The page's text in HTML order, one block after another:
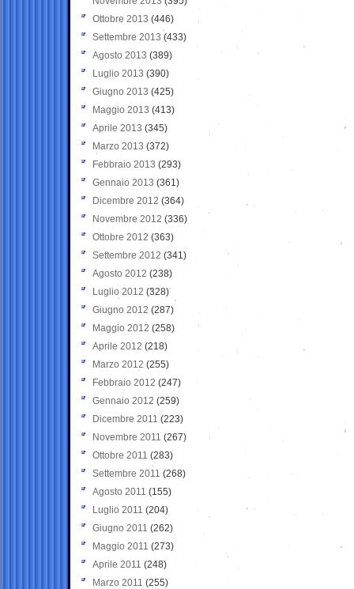
Ottobre 2013 (446)
Settembre 2013 (433)
Agosto 2013 (389)
Luglio 2013 (390)
Giugno 2013 (425)
Maggio 2013 (413)
Aprile 2013 (345)
Marzo 2013 (372)
Febbraio 2013 (293)
Gennaio 2013 (361)
Dicembre 2012 (364)
Novembre 2012 (336)
Ottobre 2012 (363)
Settembre 2012 (341)
Agosto 2012 (238)
Luglio 2012 (328)
Giugno 2012 (287)
Maggio 2012 (258)
Aprile 2012 (218)
Marzo 2012 (255)
Febbraio 2012 (247)
Gennaio 2012 (259)
Dicembre 2011 (223)
Novembre 2011 (267)
Ottobre 2011 (283)
Settembre 2011 (268)
Agosto 2011 (155)
Luglio 2011 (204)
Giugno 2011 (262)
Maggio 2011 (273)
Aprile 2011 (248)
Marzo 2011 (255)